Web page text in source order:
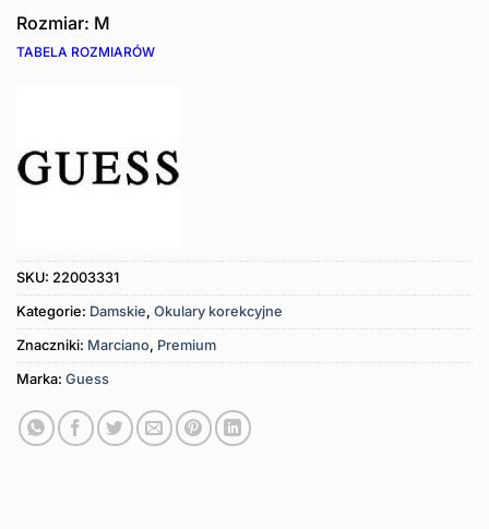
Rozmiar: M
TABELA ROZMIARÓW
SKU: 22003331
Kategorie: Damskie, Okulary korekcyjne
Znaczniki: Marciano, Premium
Marka: Guess